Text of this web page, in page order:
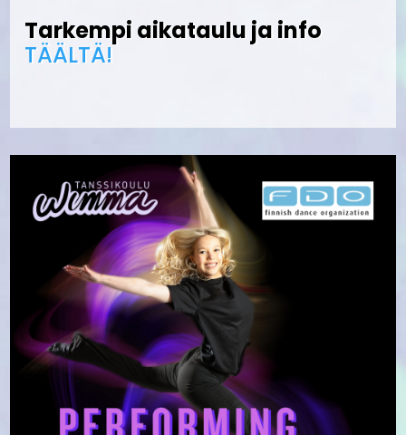
Tarkempi aikataulu ja info
TÄÄLTÄ!